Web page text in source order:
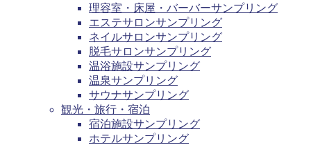
理容室・床屋・バーバーサンプリング
エステサロンサンプリング
ネイルサロンサンプリング
脱毛サロンサンプリング
温浴施設サンプリング
温泉サンプリング
サウナサンプリング
観光・旅行・宿泊
宿泊施設サンプリング
ホテルサンプリング